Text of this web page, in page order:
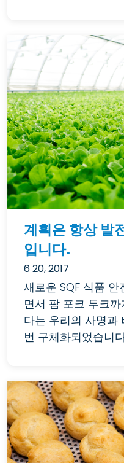
계획은 항상 발
입니다.
6 20, 2017
새로운 SQF 식품
면서 팜 포크 투크
다는 우리의 사명과
번 구체화되었습니